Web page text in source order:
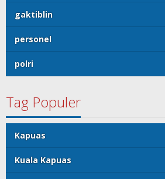
gaktiblin
personel
polri
Tag Populer
Kapuas
Kuala Kapuas